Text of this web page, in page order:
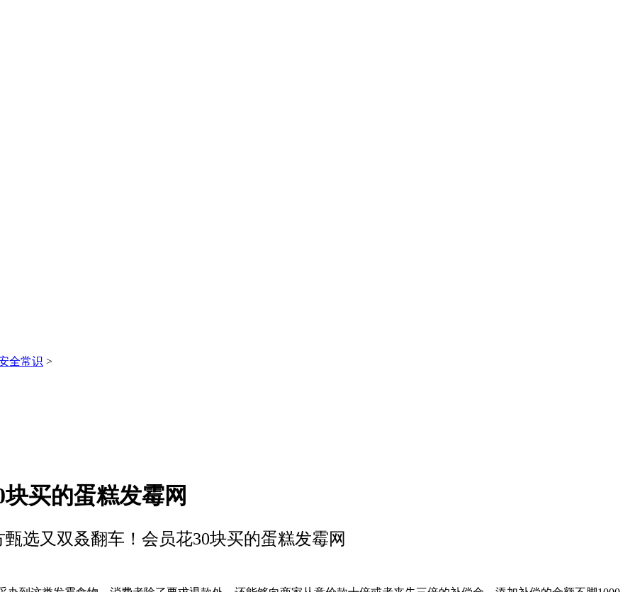
全常识 >
买的蛋糕发霉网
甄选又双叒翻车！会员花30块买的蛋糕发霉网